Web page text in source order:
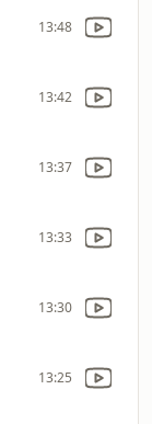
13:48
13:42
13:37
13:33
13:30
13:25